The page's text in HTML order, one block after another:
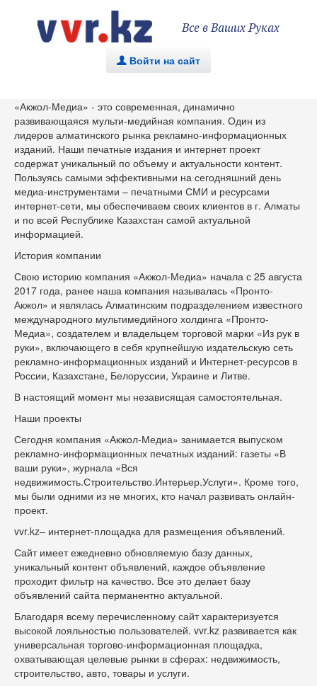
Все в Ваших Руках
. Войти на сайт
«Акжол-Медиа» - это современная, динамично
развивающаяся мульти-медийная компания. Один из
лидеров алматинского рынка рекламно-информационных
изданий. Наши печатные издания и интернет проект
содержат уникальный по объему и актуальности контент.
Пользуясь самыми эффективными на сегодняшний день
медиа-инструментами – печатными СМИ и ресурсами
интернет-сети, мы обеспечиваем своих клиентов в г. Алматы
и по всей Республике Казахстан самой актуальной
информацией.
История компании
Свою историю компания «Акжол-Медиа» начала с 25 августа
2017 года, ранее наша компания называлась «Пронто-
Акжол» и являлась Алматинским подразделением известного
международного мультимедийного холдинга «Пронто-
Медиа», создателем и владельцем торговой марки «Из рук в
руки», включающего в себя крупнейшую издательскую сеть
рекламно-информационных изданий и Интернет-ресурсов в
России, Казахстане, Белоруссии, Украине и Литве.
В настоящий момент мы независящая самостоятельная.
Наши проекты
Сегодня компания «Акжол-Медиа» занимается выпуском
рекламно-информационных печатных изданий: газеты «В
ваши руки», журнала «Вся
недвижимость.Строительство.Интерьер.Услуги». Кроме того,
мы были одними из не многих, кто начал развивать онлайн-
проект.
vvr.kz– интернет-площадка для размещения объявлений.
Сайт имеет ежедневно обновляемую базу данных,
уникальный контент объявлений, каждое объявление
проходит фильтр на качество. Все это делает базу
объявлений сайта перманентно актуальной.
Благодаря всему перечисленному сайт характеризуется
высокой лояльностью пользователей. vvr.kz развивается как
универсальная торгово-информационная площадка,
охватывающая целевые рынки в сферах: недвижимость,
строительство, авто, товары и услуги.